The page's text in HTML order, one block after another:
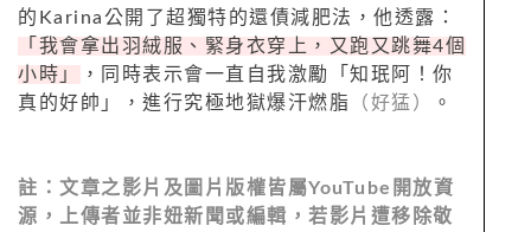
的Karina公開了超獨特的還債減肥法，他透露：
「我會拿出羽絨服、緊身衣穿上，又跑又跳舞4個
小時」
，同時表示會一直自我激勵「知珉阿！你
真的好帥」，進行究極地獄爆汗燃脂
（好猛） 。
註：文章之影片及圖片版權皆屬YouTube 開放資
源，上傳者並非妞新聞或編輯，若影片遭移除敬